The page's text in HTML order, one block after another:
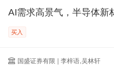
AI需求高景气，半导体新
买入
国盛证券有限 | 李梓语,吴林轩